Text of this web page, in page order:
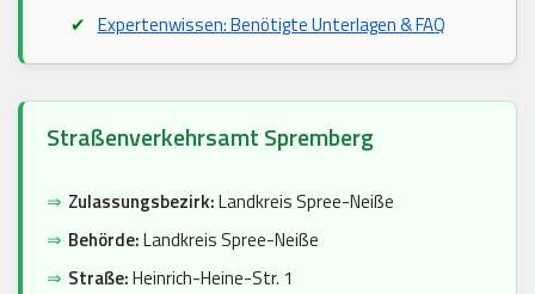
Expertenwissen: Benötigte Unterlagen & FAQ
Straßenverkehrsamt Spremberg
⇒ Zulassungsbezirk:Landkreis Spree-Neiße
⇒ Behörde:Landkreis Spree-Neiße
⇒ Straße:Heinrich-Heine-Str. 1